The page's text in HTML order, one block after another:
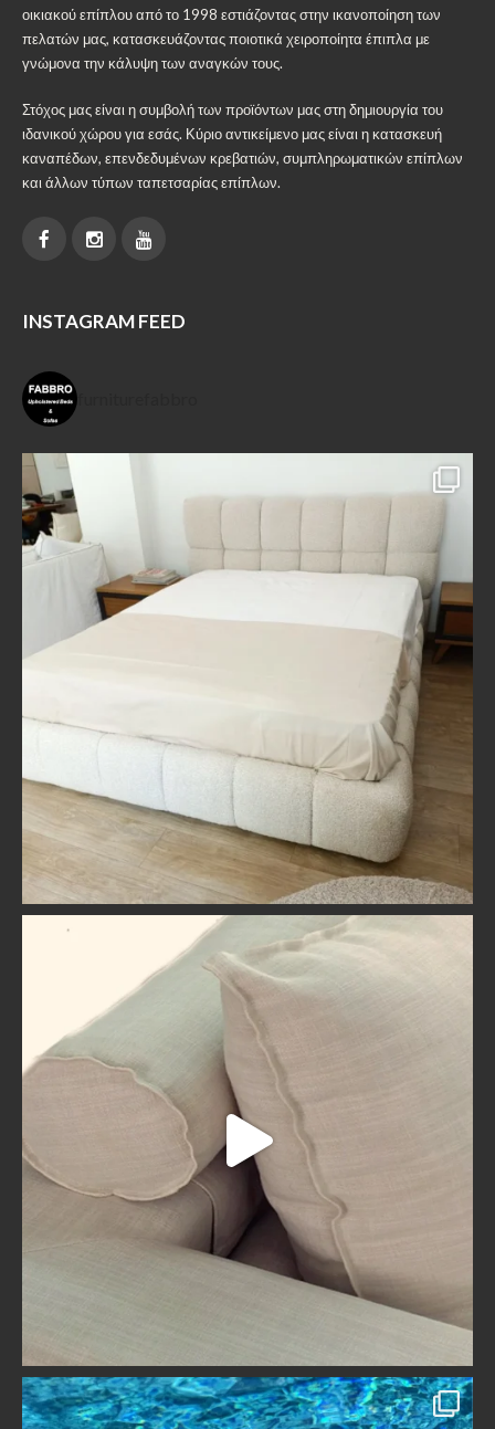
οικιακού επίπλου από το 1998 εστιάζοντας στην ικανοποίηση των
πελατών μας, κατασκευάζοντας ποιοτικά χειροποίητα έπιπλα με
γνώμονα την κάλυψη των αναγκών τους.
Στόχος μας είναι η συμβολή των προϊόντων μας στη δημιουργία του
ιδανικού χώρου για εσάς. Κύριο αντικείμενο μας είναι η κατασκευή
καναπέδων, επενδεδυμένων κρεβατιών, συμπληρωματικών επίπλων
και άλλων τύπων ταπετσαρίας επίπλων.
INSTAGRAM FEED